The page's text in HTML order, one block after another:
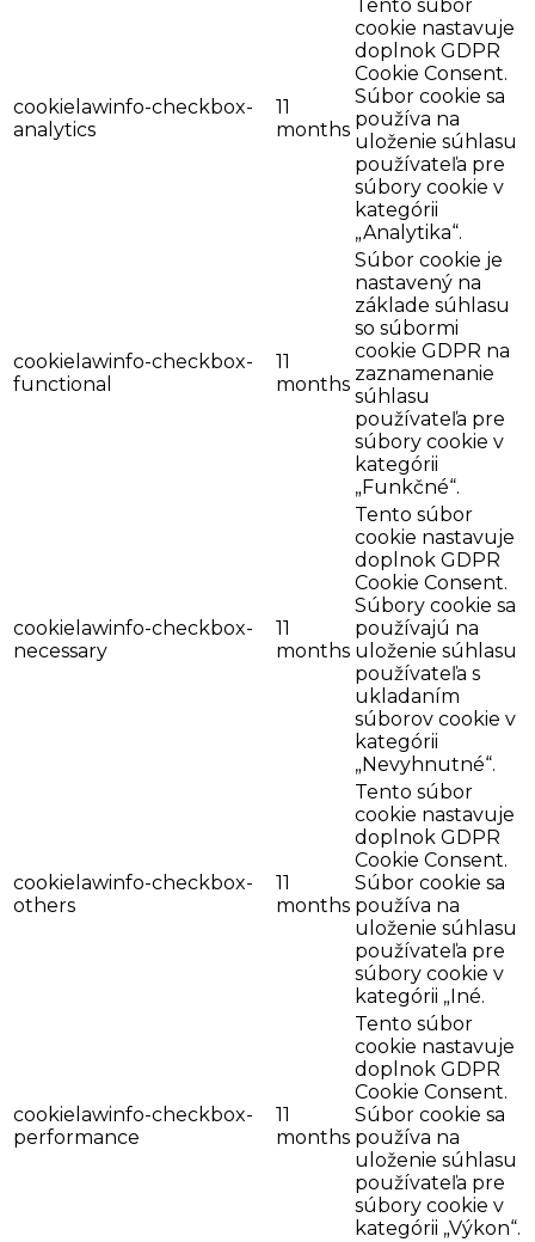
cookielawinfo-checkbox-
analytics
11
months
Tento súbor
cookie nastavuje
doplnok GDPR
Cookie Consent.
Súbor cookie sa
používa na
uloženie súhlasu
používateľa pre
súbory cookie v
kategórii
„Analytika“.
cookielawinfo-checkbox-
functional
11
months
Súbor cookie je
nastavený na
základe súhlasu
so súbormi
cookie GDPR na
zaznamenanie
súhlasu
používateľa pre
súbory cookie v
kategórii
„Funkčné“.
cookielawinfo-checkbox-
necessary
11
months
Tento súbor
cookie nastavuje
doplnok GDPR
Cookie Consent.
Súbory cookie sa
používajú na
uloženie súhlasu
používateľa s
ukladaním
súborov cookie v
kategórii
„Nevyhnutné“.
cookielawinfo-checkbox-
others
11
months
Tento súbor
cookie nastavuje
doplnok GDPR
Cookie Consent.
Súbor cookie sa
používa na
uloženie súhlasu
používateľa pre
súbory cookie v
kategórii „Iné.
cookielawinfo-checkbox-
performance
11
months
Tento súbor
cookie nastavuje
doplnok GDPR
Cookie Consent.
Súbor cookie sa
používa na
uloženie súhlasu
používateľa pre
súbory cookie v
kategórii „Výkon“.